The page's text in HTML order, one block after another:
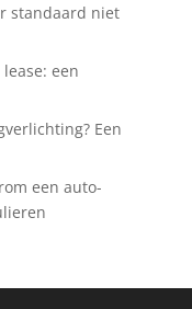
standaard niet
een
Een
een auto-